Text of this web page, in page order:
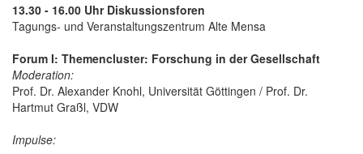
13.30 - 16.00 Uhr Diskussionsforen
Tagungs- und Veranstaltungszentrum Alte Mensa
Forum I: Themencluster: Forschung in der Gesellschaft
Moderation:
Prof. Dr. Alexander Knohl, Universität Göttingen / Prof. Dr.
Hartmut Graßl, VDW
Impulse: